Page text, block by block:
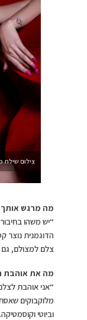
צילום שילת
מה מרגש
“יש משהו
הדוגמנית נוצר
צלם למצולם,
מה את אוהבת
“אני אוהבת
מלוקבוקים
וביוטי